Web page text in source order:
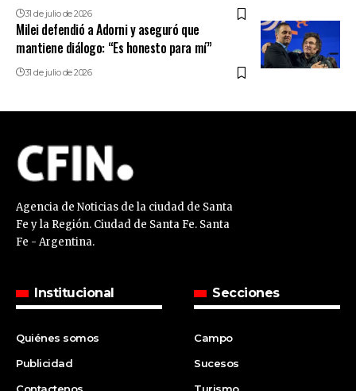
31 de julio de 2026
Milei defendió a Adorni y aseguró que
mantiene diálogo: “Es honesto para mí”
31 de julio de 2026
Agencia de Noticias de la ciudad de Santa
Fe y la Región. Ciudad de Santa Fe. Santa
Fe - Argentina.
Institucional
Quiénes somos
Publicidad
Secciones
Campo
Sucesos